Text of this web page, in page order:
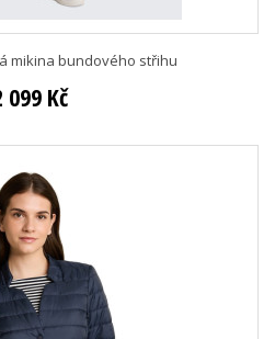
mikina bundového střihu
099 Kč